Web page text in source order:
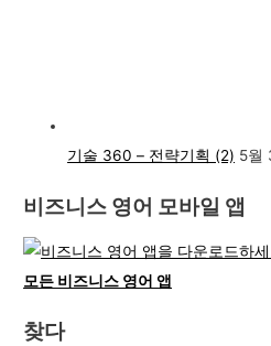
기술 360 – 전략기획 (2) 5월
비즈니스 영어 모바일 앱
모든 비즈니스 영어 앱
찾다